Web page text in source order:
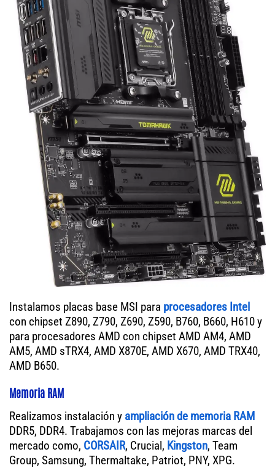
Instalamos placas base MSI para procesadores Intel
con chipset Z890, Z790, Z690, Z590, B760, B660, H610 y
para procesadores AMD con chipset AMD AM4, AMD
AM5, AMD sTRX4, AMD X870E, AMD X670, AMD TRX40,
AMD B650.
Memoria RAM
Realizamos instalación y ampliación de memoria RAM
DDR5, DDR4. Trabajamos con las mejoras marcas del
mercado como, CORSAIR, Crucial, Kingston, Team
Group, Samsung, Thermaltake, Patriot, PNY, XPG.